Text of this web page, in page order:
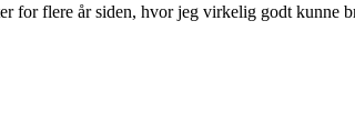
for flere år siden, hvor jeg virkelig godt kunne